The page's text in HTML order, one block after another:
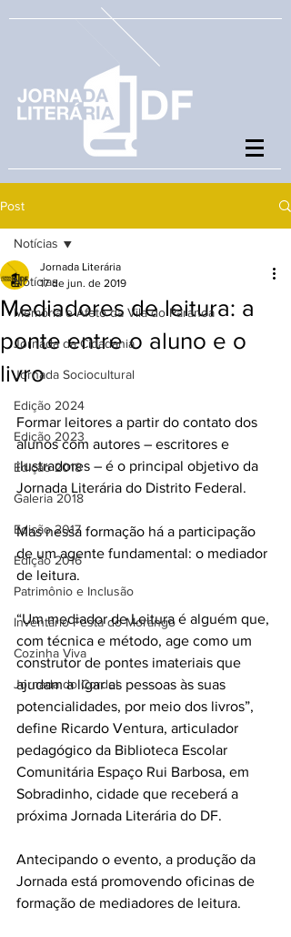
Post
Notícias
Memória e Afeto da Vila do Paranoá
Jornada da Cidadania
Jornada Sociocultural
Edição 2024
Edição 2023
Edição 2018
Galeria 2018
Edição 2017
Edição 2016
Patrimônio e Inclusão
Inventário Festa do Morango
Cozinha Viva
Jornada do Cordel
Notícias
Mediadores de leitura: a
ponte entre o aluno e o
livro
Jornada Literária
17 de jun. de 2019
Formar leitores a partir do contato dos
alunos com autores – escritores e
ilustradores – é o principal objetivo da
Jornada Literária do Distrito Federal.
Mas nessa formação há a participação
de um agente fundamental: o mediador
de leitura.
“Um mediador de Leitura é alguém que,
com técnica e método, age como um
construtor de pontes imateriais que
ajudam a ligar as pessoas às suas
potencialidades, por meio dos livros”,
define Ricardo Ventura, articulador
pedagógico da Biblioteca Escolar
Comunitária Espaço Rui Barbosa, em
Sobradinho, cidade que receberá a
próxima Jornada Literária do DF.
Antecipando o evento, a produção da
Jornada está promovendo oficinas de
formação de mediadores de leitura.